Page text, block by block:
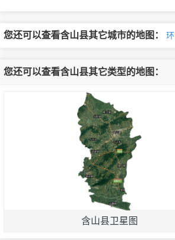
您还可以查看含山县其它城市的地图：
您还可以查看含山县其它类型的地图：
含山县卫星图